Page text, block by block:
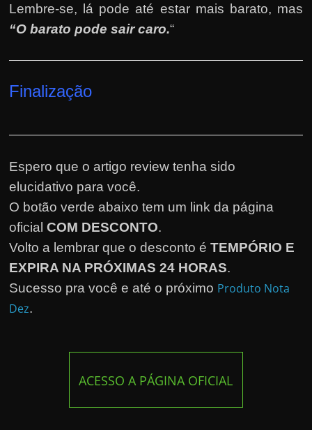
Lembre-se, lá pode até estar mais barato, mas
“O barato pode sair caro.“
Finalização
Espero que o artigo review tenha sido
elucidativo para você.
O botão verde abaixo tem um link da página
oficialCOM DESCONTO.
Volto a lembrar que o desconto éTEMPÓRIO E
EXPIRA NA PRÓXIMAS 24 HORAS.
Sucesso pra você e até o próximo Produto Nota
Dez.
ACESSO A PÁGINA OFICIAL